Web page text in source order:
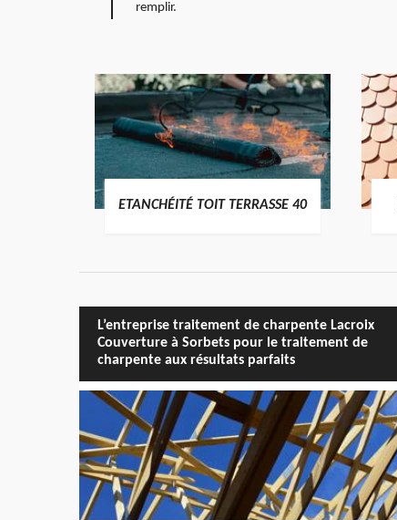
remplir.
ETANCHÉITÉ TOIT TERRASSE 40
L’entreprise traitement de charpente Lacroix
Couverture à Sorbets pour le traitement de
charpente aux résultats parfaits